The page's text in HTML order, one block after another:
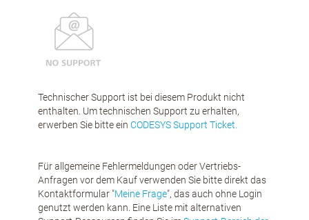
Technischer Support ist bei diesem Produkt nicht
enthalten. Um technischen Support zu erhalten,
erwerben Sie bitte ein CODESYS Support Ticket.
Für allgemeine Fehlermeldungen oder Vertriebs-
Anfragen vor dem Kauf verwenden Sie bitte direkt das
Kontaktformular "Meine Frage", das auch ohne Login
genutzt werden kann. Eine Liste mit alternativen